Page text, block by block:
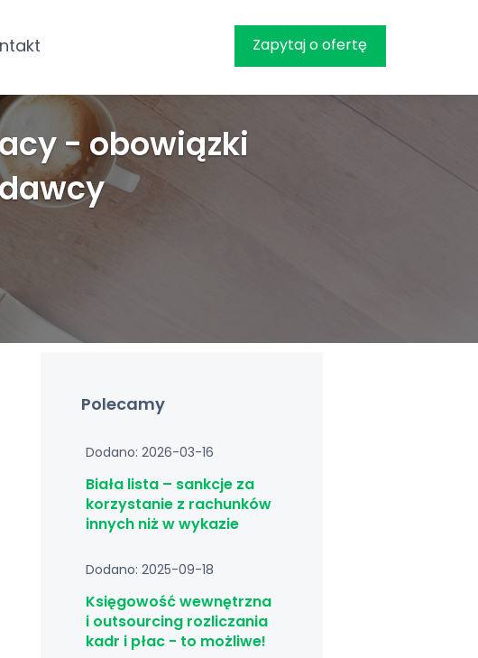
Zapytaj o ofertę
- obowiązki
Polecamy
Dodano: 2026-03-16
Biała lista – sankcje za
korzystanie z rachunków
innych niż w wykazie
Dodano: 2025-09-18
Księgowość wewnętrzna
i outsourcing rozliczania
kadr i płac - to możliwe!